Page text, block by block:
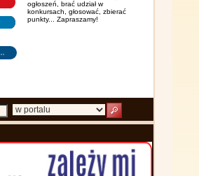
ogłoszeń, brać udział w
konkursach, głosować, zbierać
punkty... Zapraszamy!